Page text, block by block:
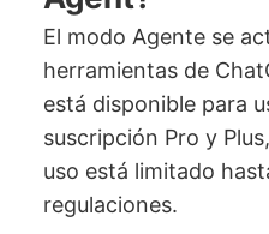
El modo Agente se
herramientas de
está disponible para
suscripción Pro y
uso está limitado
regulaciones.